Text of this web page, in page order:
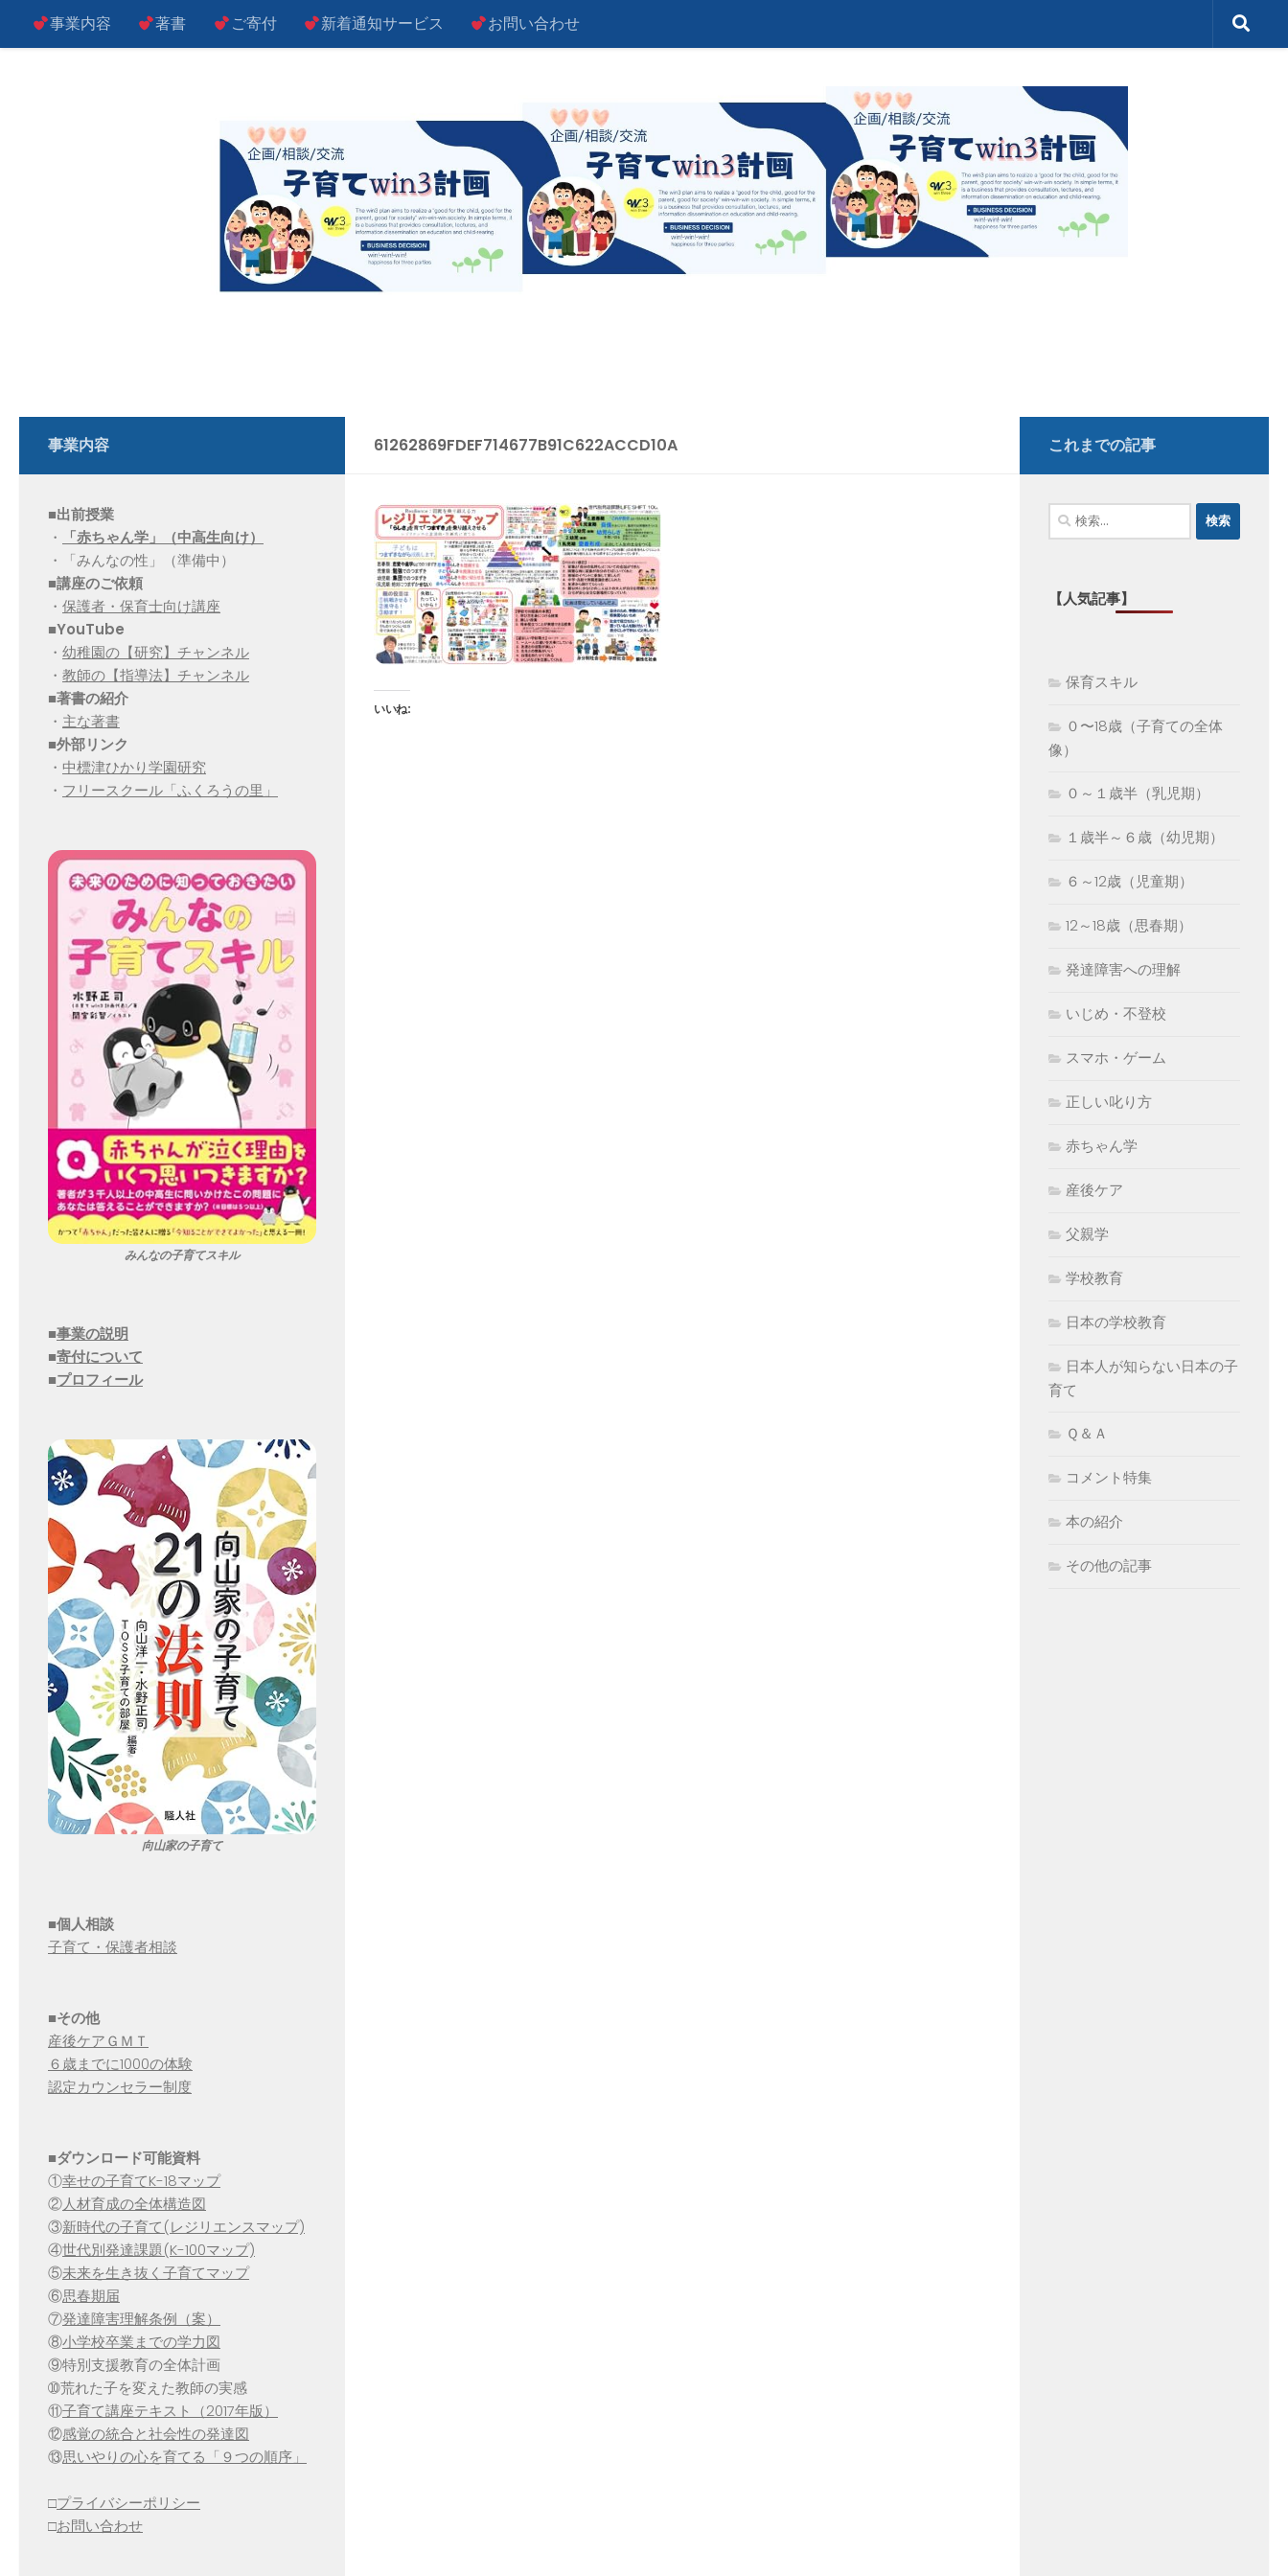
コンテンツへスキップ
事業内容 著書 ご寄付 新着通知サービス お問い合わせ
61262869FDEF714677B91C622ACCD10A
いいね:
事業内容
■出前授業
・
「赤ちゃん学」（中高生向け）
・「みんなの性」（準備中）
■講座のご依頼
・ 保護者・保育士向け講座
■YouTube
・ 幼稚園の【研究】チャンネル
・ 教師の【指導法】チャンネル
■著書の紹介
・ 主な著書
■外部リンク
・ 中標津ひかり学園研究
・ フリースクール「ふくろうの里」
みんなの子育てスキル
■事業の説明
■寄付について
■プロフィール
向山家の子育て
■個人相談
子育て・保護者相談
■その他
産後ケアＧＭＴ
６歳までに1000の体験
認定カウンセラー制度
■ダウンロード可能資料
①幸せの子育てK-18マップ
②人材育成の全体構造図
③新時代の子育て(レジリエンスマップ)
④世代別発達課題(K-100マップ)
⑤未来を生き抜く子育てマップ
⑥思春期届
⑦発達障害理解条例（案）
⑧小学校卒業までの学力図
⑨特別支援教育の全体計画
➉荒れた子を変えた教師の実感
⑪子育て講座テキスト（2017年版）
⑫感覚の統合と社会性の発達図
⑬思いやりの心を育てる「９つの順序」
□プライバシーポリシー
□お問い合わせ
これまでの記事
検
索:
【人気記事】
保育スキル
０〜18歳（子育ての全体
像）
０～１歳半（乳児期）
１歳半～６歳（幼児期）
６～12歳（児童期）
12～18歳（思春期）
発達障害への理解
いじめ・不登校
スマホ・ゲーム
正しい叱り方
赤ちゃん学
産後ケア
父親学
学校教育
日本の学校教育
日本人が知らない日本の子
育て
Ｑ＆Ａ
コメント特集
本の紹介
その他の記事